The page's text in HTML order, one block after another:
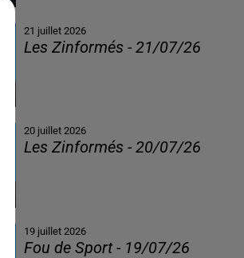
21 juillet 2026
Les Zinformés - 21/07/26
20 juillet 2026
Les Zinformés - 20/07/26
19 juillet 2026
Fou de Sport - 19/07/26